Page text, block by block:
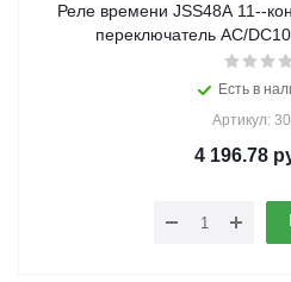
Реле времени JSS48A 11--
переключатель AC/
Есть в
Артикул:
4 196.78